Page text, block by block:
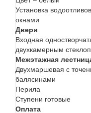
Установка
окнами
Двери
Входная
двухкамерным
Межэтажная
Двухмаршевая с
балясинами
Перила
Ступени готовые
Оплата